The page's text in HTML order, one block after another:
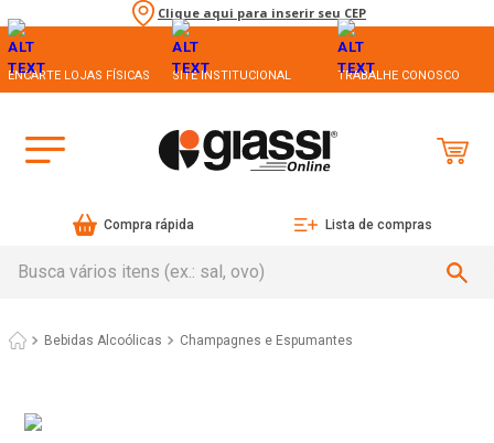
Clique aqui para inserir seu CEP
ENCARTE LOJAS FÍSICAS SITE INSTITUCIONAL TRABALHE CONOSCO
Compra rápida Lista de compras
Bebidas Alcoólicas Champagnes e Espumantes